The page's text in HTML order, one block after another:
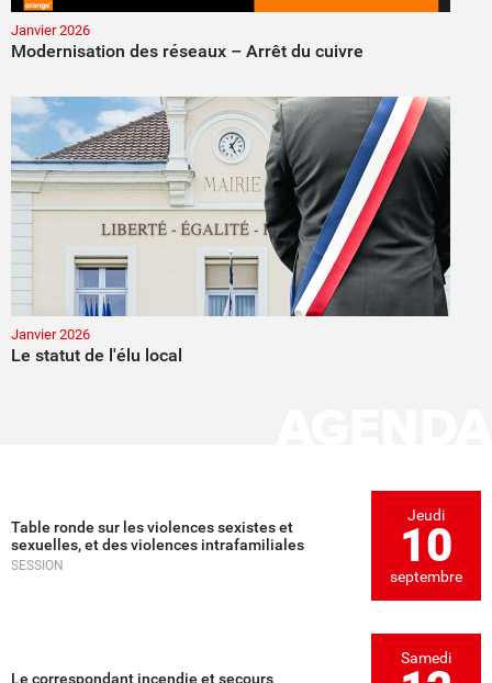
Janvier 2026
Modernisation des réseaux – Arrêt du cuivre
Janvier 2026
Le statut de l'élu local
Table ronde sur les violences sexistes et
sexuelles, et des violences intrafamiliales
SESSION
Jeudi
10
septembre
Le correspondant incendie et secours
Samedi